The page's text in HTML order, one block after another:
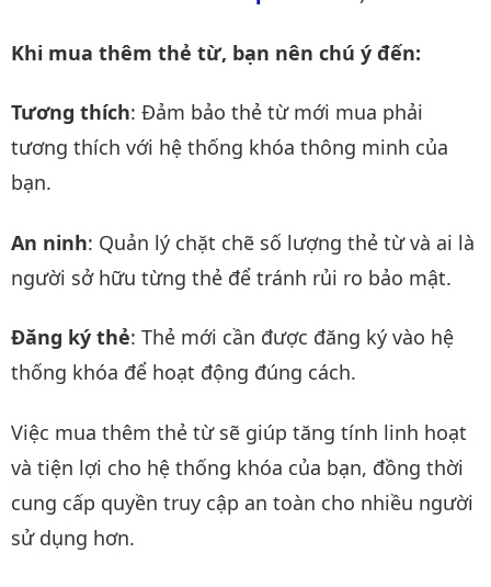
Khi mua thêm thẻ từ, bạn nên chú ý đến:
Tương thích: Đảm bảo thẻ từ mới mua phải
tương thích với hệ thống khóa thông minh của
bạn.
An ninh: Quản lý chặt chẽ số lượng thẻ từ và ai là
người sở hữu từng thẻ để tránh rủi ro bảo mật.
Đăng ký thẻ: Thẻ mới cần được đăng ký vào hệ
thống khóa để hoạt động đúng cách.
Việc mua thêm thẻ từ sẽ giúp tăng tính linh hoạt
và tiện lợi cho hệ thống khóa của bạn, đồng thời
cung cấp quyền truy cập an toàn cho nhiều người
sử dụng hơn.